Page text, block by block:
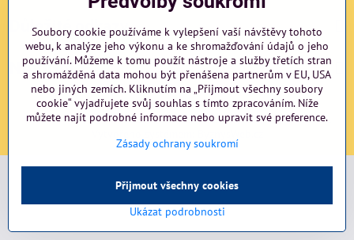
Důležité odkazy
NAVIGACE
©2026CopyrightPředvolby soukromíZásady ochrany soukromí
Soubory cookie používáme k vylepšení vaší návštěvy tohoto
webu, k analýze jeho výkonu a ke shromažďování údajů o jeho
používání. Můžeme k tomu použít nástroje a služby třetích stran
a shromážděná data mohou být přenášena partnerům v EU, USA
nebo jiných zemích. Kliknutím na „Přijmout všechny soubory
cookie“ vyjadřujete svůj souhlas s tímto zpracováním. Níže
můžete najít podrobné informace nebo upravit své preference.
Zásady ochrany soukromí
Ukázat podrobnosti
Přijmout všechny cookies